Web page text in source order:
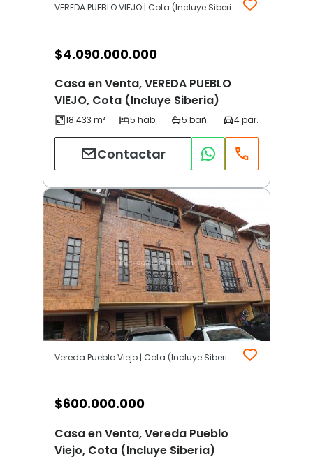
VEREDA PUEBLO VIEJO | Cota (Incluye Siberia)
$4.090.000.000
Casa en Venta, VEREDA PUEBLO
VIEJO, Cota (Incluye Siberia)
Contactar
Vereda Pueblo Viejo | Cota (Incluye Siberia)
$600.000.000
Casa en Venta, Vereda Pueblo
Viejo, Cota (Incluye Siberia)